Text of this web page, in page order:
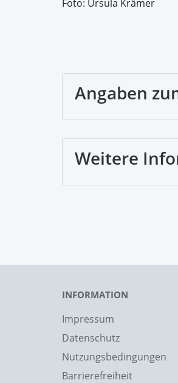
Foto: Ursula Krämer
Angaben
Weitere
INFORMATION
Impressum
Datenschutz
Nutzungsbedingungen
Barrierefreiheit